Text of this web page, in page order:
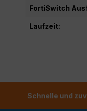
FortiSwitch
Laufzeit:
Schnelle und